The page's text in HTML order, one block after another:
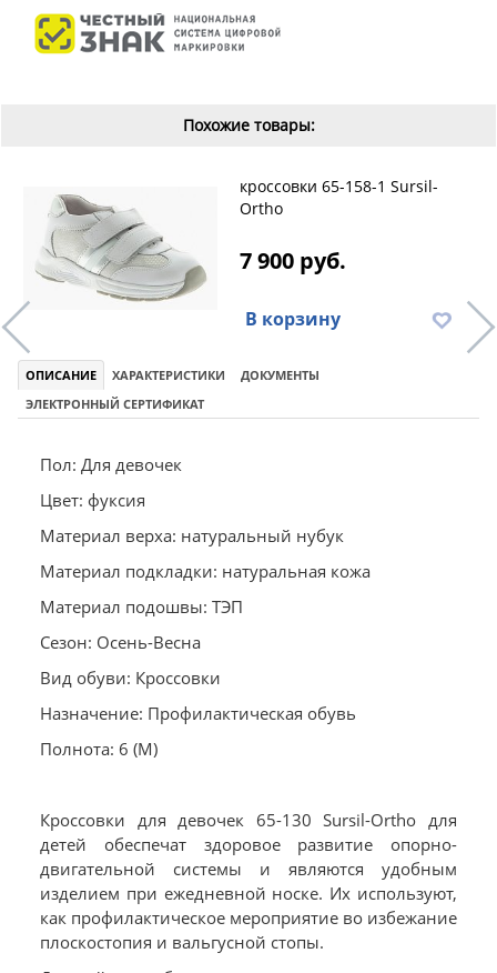
Похожие товары:
кроссовки 65-158-1 Sursil-
Ortho
7 900 руб.
В корзину
ОПИСАНИЕ ХАРАКТЕРИСТИКИ
ДОКУМЕНТЫ
ЭЛЕКТРОННЫЙ СЕРТИФИКАТ
Пол: Для девочек
Цвет: фуксия
Материал верха: натуральный нубук
Материал подкладки: натуральная кожа
Материал подошвы: ТЭП
Сезон: Осень-Весна
Вид обуви: Кроссовки
Назначение: Профилактическая обувь
Полнота: 6 (М)
Кроссовки для девочек 65-130 Sursil-Ortho для
детей обеспечат здоровое развитие опорно-
двигательной системы и являются удобным
изделием при ежедневной носке. Их используют,
как профилактическое мероприятие во избежание
плоскостопия и вальгусной стопы.